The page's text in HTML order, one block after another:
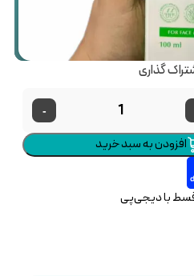
گذاری
-
افزودن به سبد خرید